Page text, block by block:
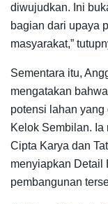
diwujudkan. Ini
bagian dari upaya
masyarakat,”
Sementara itu,
mengatakan
potensi lahan
Kelok Sembilan.
Cipta Karya dan
menyiapkan Detail
pembangunan